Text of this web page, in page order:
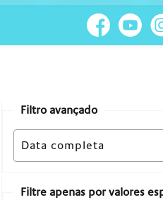
Filtro avançado
Filtre apenas por valores